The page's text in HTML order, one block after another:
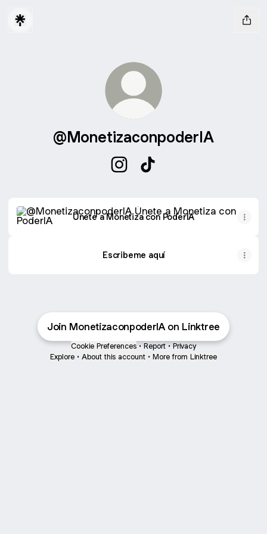
@MonetizaconpoderIA
Únete a Monetiza con PoderIA
Escribeme aquí
Join MonetizaconpoderIA on Linktree
Cookie Preferences • Report • Privacy
Explore • About this account • More from Linktree